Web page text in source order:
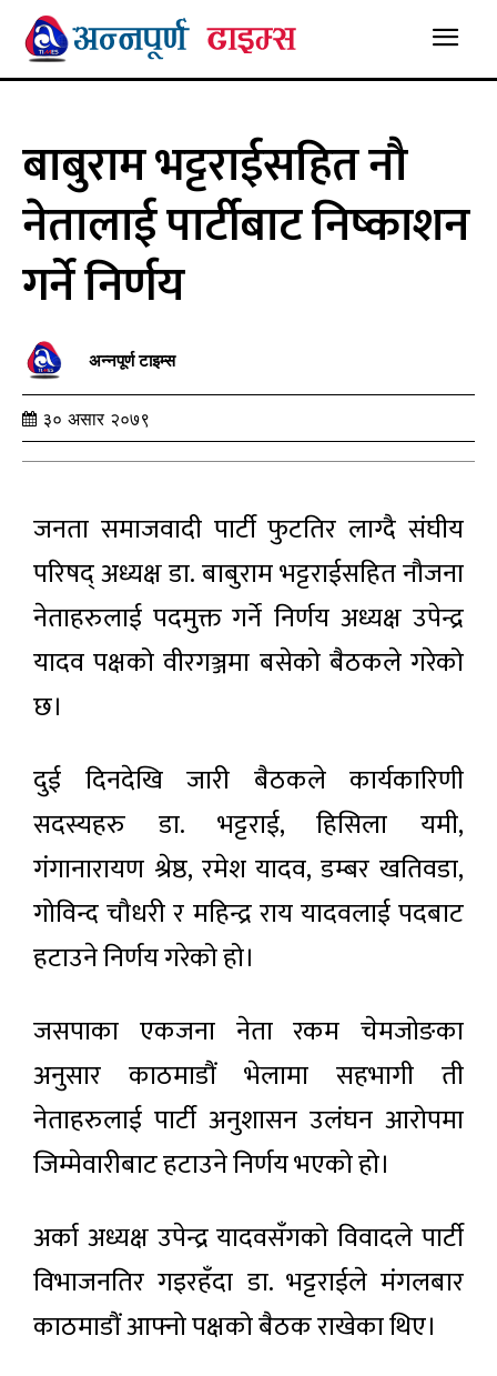
बाबुराम भट्टराईसहित नौ
नेतालाई पार्टीबाट निष्काशन
गर्ने निर्णय
अन्नपूर्ण टाइम्स
३० असार २०७९
जनता समाजवादी पार्टी फुटतिर लाग्दै संघीय
परिषद् अध्यक्ष डा. बाबुराम भट्टराईसहित नौजना
नेताहरुलाई पदमुक्त गर्ने निर्णय अध्यक्ष उपेन्द्र
यादव पक्षको वीरगञ्जमा बसेको बैठकले गरेको
छ।
दुई दिनदेखि जारी बैठकले कार्यकारिणी
सदस्यहरु डा. भट्टराई, हिसिला यमी,
गंगानारायण श्रेष्ठ, रमेश यादव, डम्बर खतिवडा,
गोविन्द चौधरी र महिन्द्र राय यादवलाई पदबाट
हटाउने निर्णय गरेको हो।
जसपाका एकजना नेता रकम चे‍मजोङका
अनुसार काठमाडौं भेलामा सहभागी ती
नेताहरुलाई पार्टी अनुशासन उलंघन आरोपमा
जिम्मेवारीबाट हटाउने निर्णय भएको हो।
अर्का अध्यक्ष उपेन्द्र यादवसँगको विवादले पार्टी
विभाजनतिर गइरहँदा डा. भट्टराईले मंगलबार
काठमाडौं आफ्नो पक्षको बैठक राखेका थिए।